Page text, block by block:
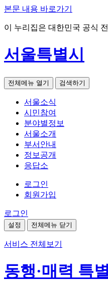
본문 내용 바로가기
이 누리집은 대한민국 공식
서울특별시
전체메뉴 열기 검색하기
서울소식
시민참여
분야별정보
서울소개
부서안내
정보공개
응답소
로그인
회원가입
로그인
설정 전체메뉴 닫기
서비스 전체보기
동행·매력 특